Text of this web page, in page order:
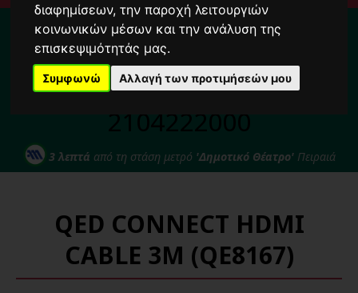
διαφημίσεων, την παροχή λειτουργιών
κοινωνικών μέσων και την ανάλυση της
επισκεψιμότητάς μας.
Συμφωνώ Αλλαγή των προτιμήσεών μου
Για το διάστημα από 10/8 ως 24/8 οι
παραγγελίες σας ενδέχεται να
καθυστερήσουν !
Για κάθε σας απορία καλέστε μας στο:
3 λεπτά από τη στάση μετρό 'Δημοτικό Θέατρο'Πειραιά
QED CONNECT HDMI
CABLE 3M (QE8167)